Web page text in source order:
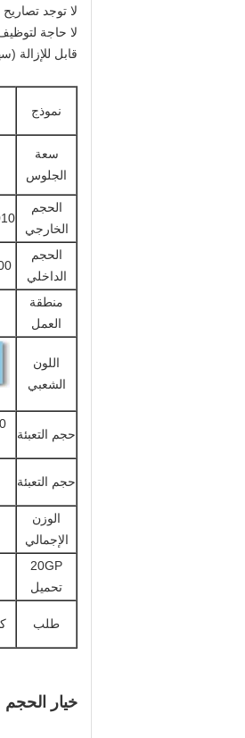
لا توجد تصاريح
لا حاجة
قابل للإزالة
نموذج
سعة
الجلوس
الحجم
الخارجي
1010 *
الحجم
الداخلي
900 *
منطقة
العمل
اللون
الشعبي
حجم التعبئة
حجم التعبئة
الوزن
الإجمالي
20GP
تحميل
طلب
خيار الحجم